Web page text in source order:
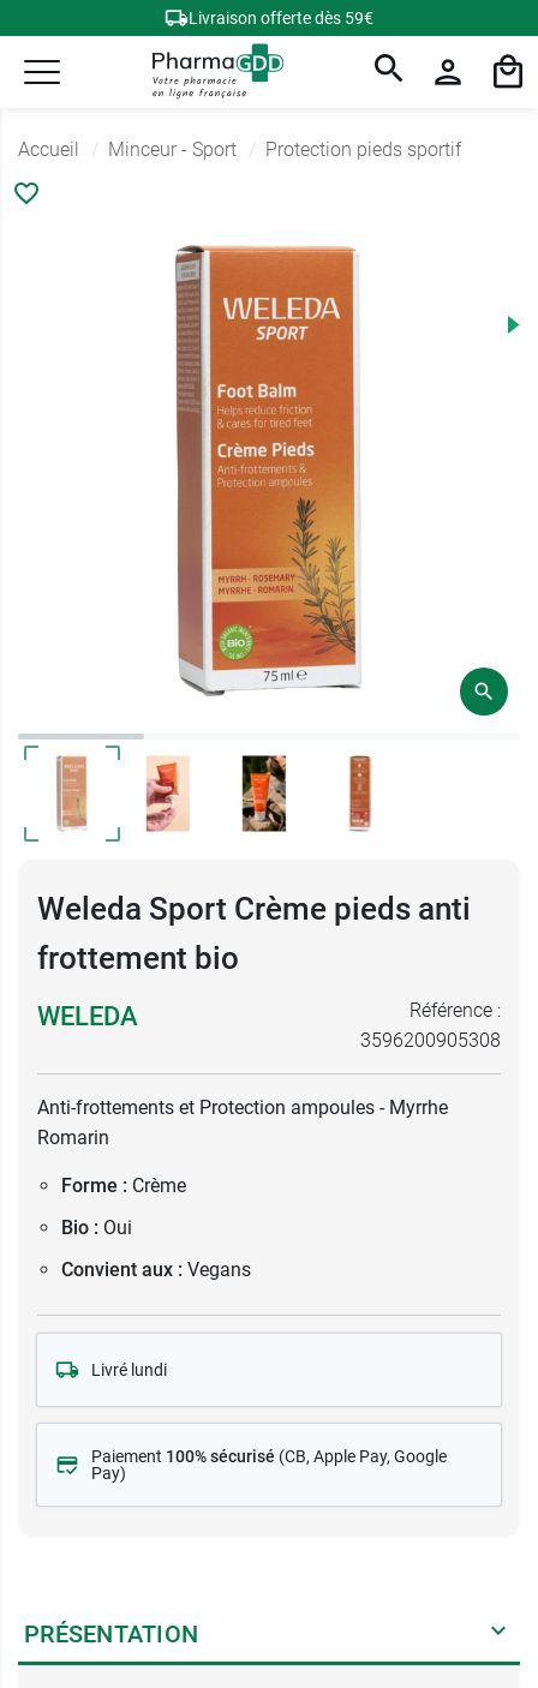
Livraison offerte dès 59€
Accueil Minceur - Sport Protection pieds sportif
Weleda Sport Crème pieds anti
frottement bio
WELEDA
Référence :
3596200905308
Anti-frottements et Protection ampoules - Myrrhe
Romarin
Forme : Crème
Bio : Oui
Convient aux : Vegans
Livré lundi
Paiement 100% sécurisé (CB, Apple Pay, Google
Pay)
PRÉSENTATION